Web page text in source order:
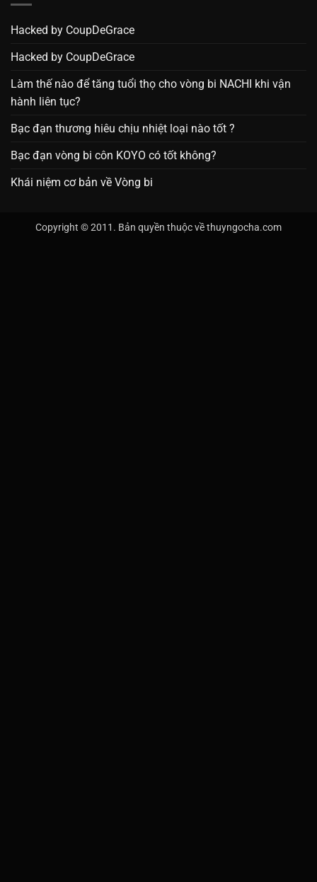
Hacked by CoupDeGrace
Hacked by CoupDeGrace
Làm thế nào để tăng tuổi thọ cho vòng bi NACHI khi vận
hành liên tục?
Bạc đạn thương hiêu chịu nhiệt loại nào tốt ?
Bạc đạn vòng bi côn KOYO có tốt không?
Khái niệm cơ bản về Vòng bi
Copyright © 2011. Bản quyền thuộc về thuyngocha.com